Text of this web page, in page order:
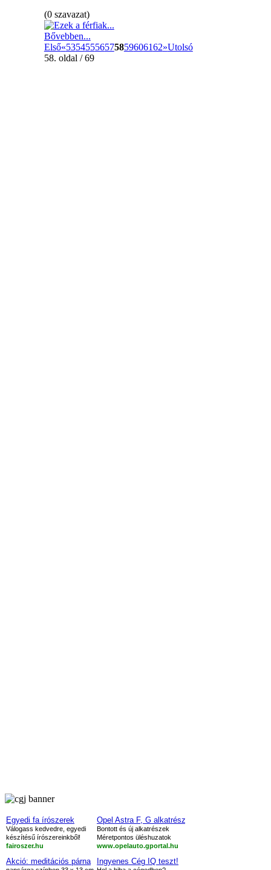
(0 szavazat)
Bővebben...
Első«53545556575859606162»Utolsó
58. oldal / 69